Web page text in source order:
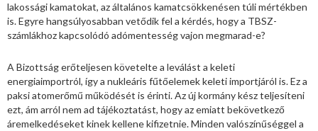
lakossági kamatokat, az általános kamatcsökkenésen túli mértékben
is. Egyre hangsúlyosabban vetődik fel a kérdés, hogy a TBSZ-
számlákhoz kapcsolódó adómentesség vajon megmarad-e?
A Bizottság erőteljesen követelte a leválást a keleti
energiaimportról, így a nukleáris fűtőelemek keleti importjáról is. Ez a
paksi atomerőmű működését is érinti. Az új kormány kész teljesíteni
ezt, ám arról nem ad tájékoztatást, hogy az emiatt bekövetkező
áremelkedéseket kinek kellene kifizetnie. Minden valószínűséggel a